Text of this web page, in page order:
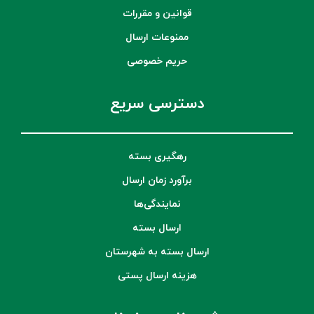
قوانین و مقررات
ممنوعات ارسال
حریم خصوصی
دسترسی سریع
رهگیری بسته
برآورد زمان ارسال
نمایندگی‌ها
ارسال بسته
ارسال بسته به شهرستان
هزینه ارسال پستی